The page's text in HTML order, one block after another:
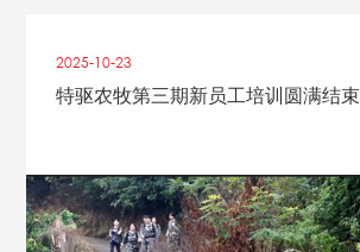
2025-10-23
特驱农牧第三期新员工培训圆满结束